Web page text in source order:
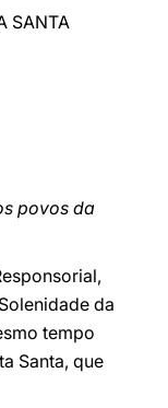
SANTA
povos da
da
tempo
Santa, que